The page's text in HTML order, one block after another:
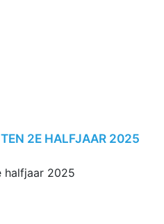
2E HALFJAAR 2025
halfjaar 2025